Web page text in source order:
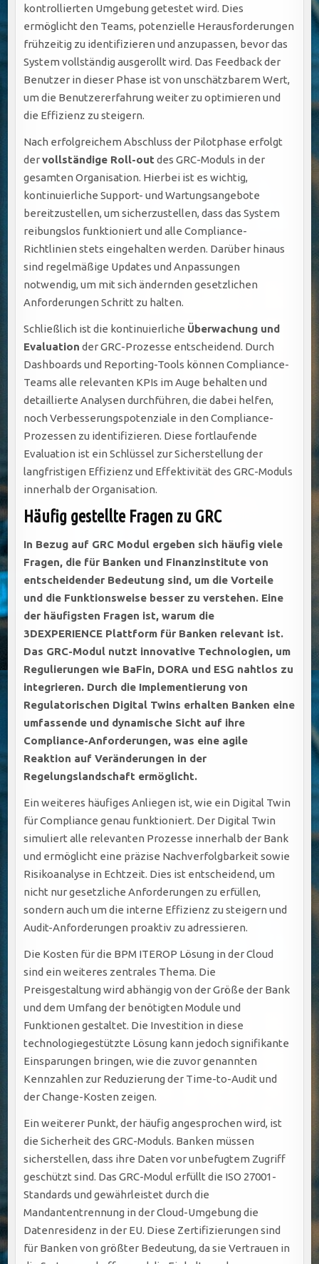
kontrollierten Umgebung getestet wird. Dies
ermöglicht den Teams, potenzielle Herausforderungen
frühzeitig zu identifizieren und anzupassen, bevor das
System vollständig ausgerollt wird. Das Feedback der
Benutzer in dieser Phase ist von unschätzbarem Wert,
um die Benutzererfahrung weiter zu optimieren und
die Effizienz zu steigern.
Nach erfolgreichem Abschluss der Pilotphase erfolgt
dervollständige Roll-out des GRC-Moduls in der
gesamten Organisation. Hierbei ist es wichtig,
kontinuierliche Support- und Wartungsangebote
bereitzustellen, um sicherzustellen, dass das System
reibungslos funktioniert und alle Compliance-
Richtlinien stets eingehalten werden. Darüber hinaus
sind regelmäßige Updates und Anpassungen
notwendig, um mit sich ändernden gesetzlichen
Anforderungen Schritt zu halten.
Schließlich ist die kontinuierliche Überwachung und
Evaluation der GRC-Prozesse entscheidend. Durch
Dashboards und Reporting-Tools können Compliance-
Teams alle relevanten KPIs im Auge behalten und
detaillierte Analysen durchführen, die dabei helfen,
noch Verbesserungspotenziale in den Compliance-
Prozessen zu identifizieren. Diese fortlaufende
Evaluation ist ein Schlüssel zur Sicherstellung der
langfristigen Effizienz und Effektivität des GRC-Moduls
innerhalb der Organisation.
Häufig gestellte Fragen zu GRC
In Bezug auf GRC Modul ergeben sich häufig viele
Fragen, die für Banken und Finanzinstitute von
entscheidender Bedeutung sind, um die Vorteile
und die Funktionsweise besser zu verstehen. Eine
der häufigsten Fragen ist, warum die
3DEXPERIENCE Plattform für Banken relevant ist.
Das GRC-Modul nutzt innovative Technologien, um
Regulierungen wie BaFin, DORA und ESG nahtlos zu
integrieren. Durch die Implementierung von
Regulatorischen Digital Twins erhalten Banken eine
umfassende und dynamische Sicht auf ihre
Compliance-Anforderungen, was eine agile
Reaktion auf Veränderungen in der
Regelungslandschaft ermöglicht.
Ein weiteres häufiges Anliegen ist, wie ein Digital Twin
für Compliance genau funktioniert. Der Digital Twin
simuliert alle relevanten Prozesse innerhalb der Bank
und ermöglicht eine präzise Nachverfolgbarkeit sowie
Risikoanalyse in Echtzeit. Dies ist entscheidend, um
nicht nur gesetzliche Anforderungen zu erfüllen,
sondern auch um die interne Effizienz zu steigern und
Audit-Anforderungen proaktiv zu adressieren.
Die Kosten für die BPM ITEROP Lösung in der Cloud
sind ein weiteres zentrales Thema. Die
Preisgestaltung wird abhängig von der Größe der Bank
und dem Umfang der benötigten Module und
Funktionen gestaltet. Die Investition in diese
technologiegestützte Lösung kann jedoch signifikante
Einsparungen bringen, wie die zuvor genannten
Kennzahlen zur Reduzierung der Time-to-Audit und
der Change-Kosten zeigen.
Ein weiterer Punkt, der häufig angesprochen wird, ist
die Sicherheit des GRC-Moduls. Banken müssen
sicherstellen, dass ihre Daten vor unbefugtem Zugriff
geschützt sind. Das GRC-Modul erfüllt die ISO 27001-
Standards und gewährleistet durch die
Mandantentrennung in der Cloud-Umgebung die
Datenresidenz in der EU. Diese Zertifizierungen sind
für Banken von größter Bedeutung, da sie Vertrauen in